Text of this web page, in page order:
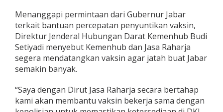
Menanggapi permintaan dari Gubernur Jabar
terkait bantuan percepatan penyuntikan vaksin,
Direktur Jenderal Hubungan Darat Kemenhub Budi
Setiyadi menyebut Kemenhub dan Jasa Raharja
segera mendatangkan vaksin agar jatah buat Jabar
semakin banyak.
“Saya dengan Dirut Jasa Raharja secara bertahap
kami akan membantu vaksin bekerja sama dengan